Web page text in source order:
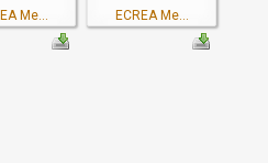
Me...
ECREA Me...